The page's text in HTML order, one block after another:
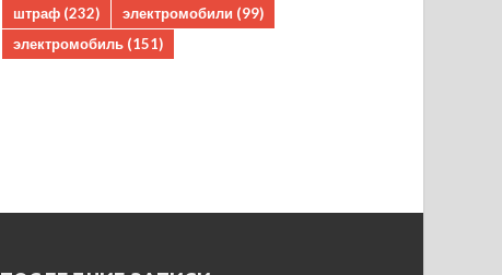
штраф (232) электромобили (99)
электромобиль (151)